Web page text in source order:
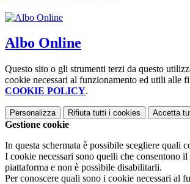
Albo Online
Questo sito o gli strumenti terzi da questo
cookie necessari al funzionamento ed utili alle
COOKIE POLICY.
Personalizza Rifiuta tutti i cookies Accetta
Gestione cookie
In questa schermata è possibile scegliere quali
I cookie necessari sono quelli che consentono
piattaforma e non è possibile disabilitarli.
Per conoscere quali sono i cookie necessari al